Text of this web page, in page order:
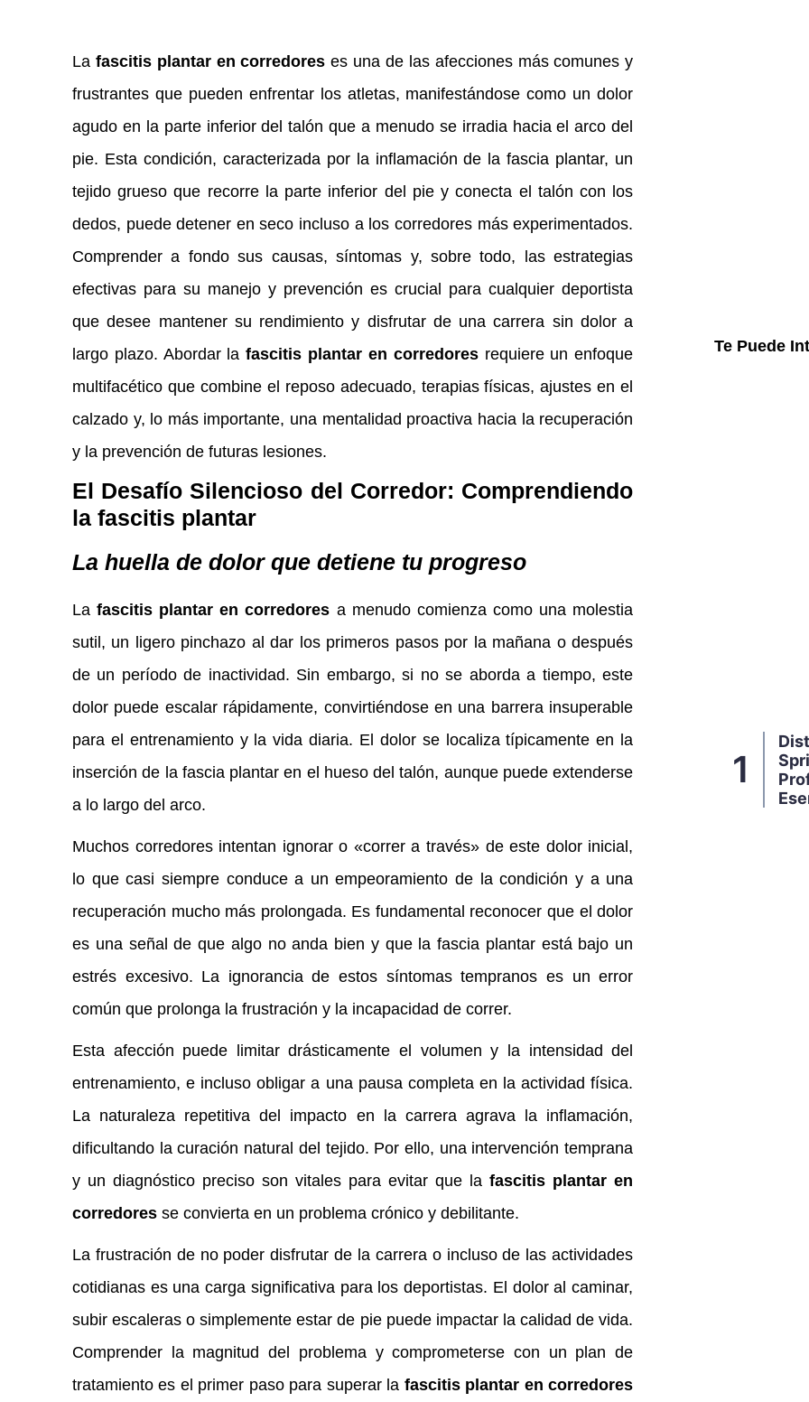
La fascitis plantar en corredores es una de las afecciones más comunes y
frustrantes que pueden enfrentar los atletas, manifestándose como un dolor
agudo en la parte inferior del talón que a menudo se irradia hacia el arco del
pie. Esta condición, caracterizada por la inflamación de la fascia plantar, un
tejido grueso que recorre la parte inferior del pie y conecta el talón con los
dedos, puede detener en seco incluso a los corredores más experimentados.
Comprender a fondo sus causas, síntomas y, sobre todo, las estrategias
efectivas para su manejo y prevención es crucial para cualquier deportista
que desee mantener su rendimiento y disfrutar de una carrera sin dolor a
largo plazo. Abordar lafascitis plantar en corredoresrequiere un enfoque
multifacético que combine el reposo adecuado, terapias físicas, ajustes en el
calzado y, lo más importante, una mentalidad proactiva hacia la recuperación
y la prevención de futuras lesiones.
El Desafío Silencioso del Corredor: Comprendiendo
la fascitis plantar
La huella de dolor que detiene tu progreso
Lafascitis plantar en corredores a menudo comienza como una molestia
sutil, un ligero pinchazo al dar los primeros pasos por la mañana o después
de un período de inactividad. Sin embargo, si no se aborda a tiempo, este
dolor puede escalar rápidamente, convirtiéndose en una barrera insuperable
para el entrenamiento y la vida diaria. El dolor se localiza típicamente en la
inserción de la fascia plantar en el hueso del talón, aunque puede extenderse
a lo largo del arco.
Muchos corredores intentan ignorar o «correr a través» de este dolor inicial,
lo que casi siempre conduce a un empeoramiento de la condición y a una
recuperación mucho más prolongada. Es fundamental reconocer que el dolor
es una señal de que algo no anda bien y que la fascia plantar está bajo un
estrés excesivo. La ignorancia de estos síntomas tempranos es un error
común que prolonga la frustración y la incapacidad de correr.
Esta afección puede limitar drásticamente el volumen y la intensidad del
entrenamiento, e incluso obligar a una pausa completa en la actividad física.
La naturaleza repetitiva del impacto en la carrera agrava la inflamación,
dificultando la curación natural del tejido. Por ello, una intervención temprana
y un diagnóstico preciso son vitales para evitar que lafascitis plantar en
corredores se convierta en un problema crónico y debilitante.
La frustración de no poder disfrutar de la carrera o incluso de las actividades
cotidianas es una carga significativa para los deportistas. El dolor al caminar,
subir escaleras o simplemente estar de pie puede impactar la calidad de vida.
Comprender la magnitud del problema y comprometerse con un plan de
tratamiento es el primer paso para superar la fascitis plantar en corredores
Te Puede
1